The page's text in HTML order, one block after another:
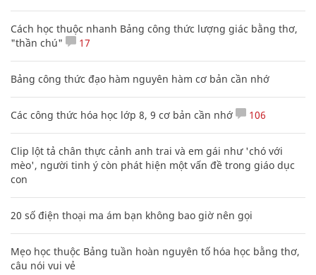
Cách học thuộc nhanh Bảng công thức lượng giác bằng thơ,
"thần chú"
17
Bảng công thức đạo hàm nguyên hàm cơ bản cần nhớ
Các công thức hóa học lớp 8, 9 cơ bản cần nhớ 106
Clip lột tả chân thực cảnh anh trai và em gái như 'chó với
mèo', người tinh ý còn phát hiện một vấn đề trong giáo dục
con
20 số điện thoại ma ám bạn không bao giờ nên gọi
Mẹo học thuộc Bảng tuần hoàn nguyên tố hóa học bằng thơ,
câu nói vui vẻ